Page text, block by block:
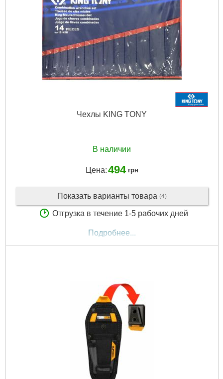
Подробнее...
Чехлы KING TONY
В наличии
Цена:494 грн
Показать варианты товара (4)
Отгрузка в течение 1-5 рабочих дней
Подробнее...